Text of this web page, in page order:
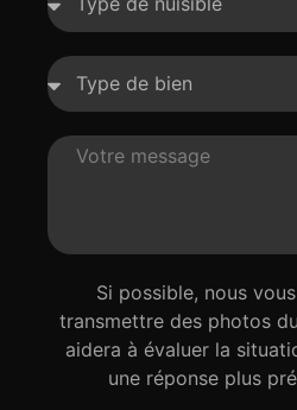
Si possible, nous
transmettre des photos
aidera à évaluer la
une réponse plus